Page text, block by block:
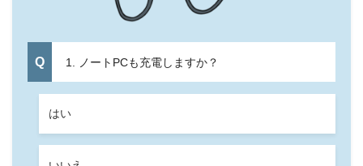
1. ノートPCも充電しますか？
はい